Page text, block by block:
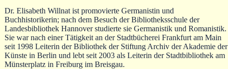
Dr. Elisabeth Willnat ist promovierte Germanistin und
Buchhistorikerin; nach dem Besuch der Bibliotheksschule der
Landesbibliothek Hannover studierte sie Germanistik und Romanistik.
Sie war nach einer Tätigkeit an der Stadtbücherei Frankfurt am Main
seit 1998 Leiterin der Bibliothek der Stiftung Archiv der Akademie der
Künste in Berlin und lebt seit 2003 als Leiterin der Stadtbibliothek am
Münsterplatz in Freiburg im Breisgau.